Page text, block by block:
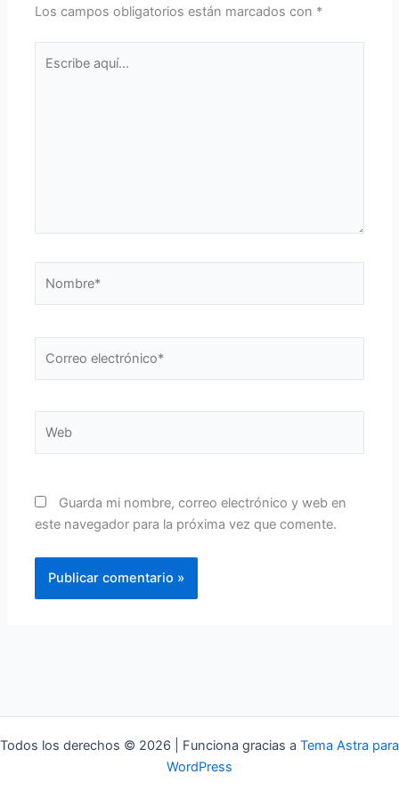
Los campos obligatorios están marcados con *
aquí...
electrónico*
Guarda mi nombre, correo electrónico y web en
este navegador para la próxima vez que comente.
Todos los derechos © 2026 | Funciona gracias a Tema Astra para
WordPress